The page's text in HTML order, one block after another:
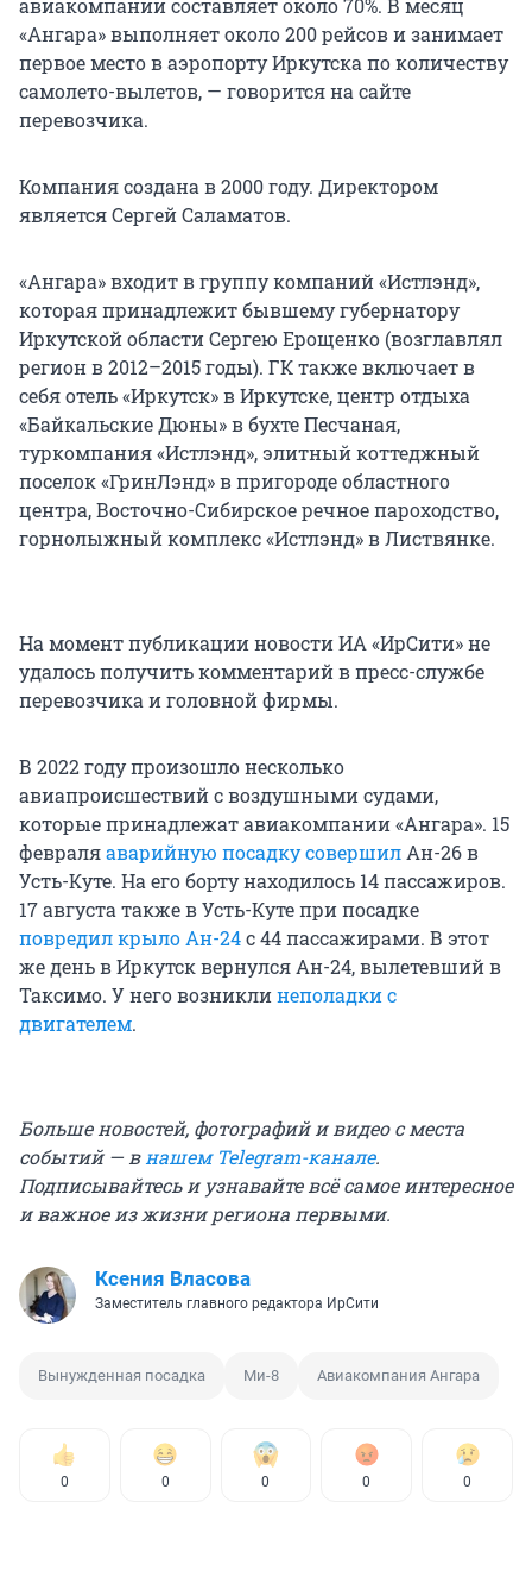
авиакомпании составляет около 70%. В месяц
«Ангара» выполняет около 200 рейсов и занимает
первое место в аэропорту Иркутска по количеству
самолето-вылетов, — говорится на сайте
перевозчика.
Компания создана в 2000 году. Директором
является Сергей Саламатов.
«Ангара» входит в группу компаний «Истлэнд»,
которая принадлежит бывшему губернатору
Иркутской области Сергею Ерощенко (возглавлял
регион в 2012–2015 годы). ГК также включает в
себя отель «Иркутск» в Иркутске, центр отдыха
«Байкальские Дюны» в бухте Песчаная,
туркомпания «Истлэнд», элитный коттеджный
поселок «ГринЛэнд» в пригороде областного
центра, Восточно-Сибирское речное пароходство,
горнолыжный комплекс «Истлэнд» в Листвянке.
На момент публикации новости ИА «ИрСити» не
удалось получить комментарий в пресс-службе
перевозчика и головной фирмы.
В 2022 году произошло несколько
авиапроисшествий с воздушными судами,
которые принадлежат авиакомпании «Ангара». 15
февраляаварийную посадку совершилАн-26 в
Усть-Куте. На его борту находилось 14 пассажиров.
17 августа также в Усть-Куте при посадке
повредил крыло Ан-24с 44 пассажирами. В этот
же день в Иркутск вернулся Ан-24, вылетевший в
Таксимо. У него возниклинеполадки с
двигателем.
Больше новостей, фотографий и видео с места
событий — внашем Telegram-канале.
Подписывайтесь и узнавайте всё самое интересное
и важное из жизни региона первыми.
Ксения Власова
Заместитель главного редактора ИрСити
Вынужденная посадка Ми-8 Авиакомпания Ангара
0 0 0 0 0